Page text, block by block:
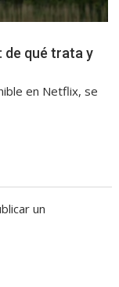
de qué trata y
en Netflix, se
un